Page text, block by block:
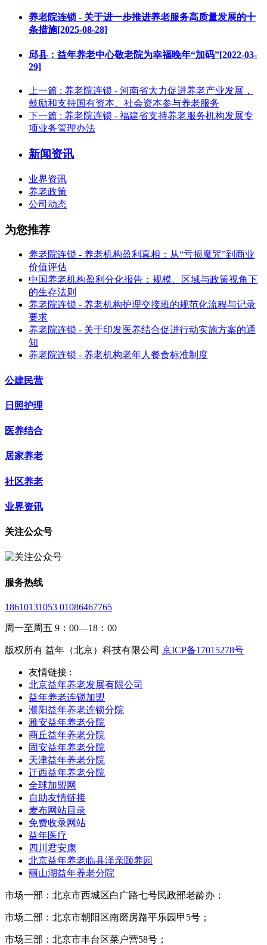
养老院连锁 - 关于进一步推进养老服务高质量发展的十
条措施[2025-08-28]
邱县：益年养老中心敬老院为幸福晚年“加码”[2022-03-
29]
上一篇 : 养老院连锁 - 河南省大力促进养老产业发展，
鼓励和支持国有资本、社会资本参与养老服务
下一篇 : 养老院连锁 - 福建省支持养老服务机构发展专
项业务管理办法
新闻资讯
业界资讯
养老政策
公司动态
为您推荐
养老院连锁 - 养老机构盈利真相：从“亏损魔咒”到商业
价值评估
中国养老机构盈利分化报告：规模、区域与政策视角下
的生存法则
养老院连锁 - 养老机构护理交接班的规范化流程与记录
要求
养老院连锁 - 关于印发医养结合促进行动实施方案的通
知
养老院连锁 - 养老机构老年人餐食标准制度
公建民营
日照护理
医养结合
居家养老
社区养老
业界资讯
关注公众号
服务热线
18610131053 01086467765
周一至周五 9：00—18：00
版权所有 益年（北京）科技有限公司 京ICP备17015278号
友情链接 :
北京益年养老发展有限公司
益年养老连锁加盟
濮阳益年养老连锁分院
雅安益年养老分院
商丘益年养老分院
固安益年养老分院
天津益年养老分院
迁西益年养老分院
全球加盟网
自助友情链接
麦布网站目录
免费收录网站
益年医疗
四川君安康
北京益年养老临县泽亲颐养园
丽山湖益年养老分院
市场一部：北京市西城区白广路七号民政部老龄办；
市场二部：北京市朝阳区南磨房路平乐园甲5号；
市场三部：北京市丰台区菜户营58号；